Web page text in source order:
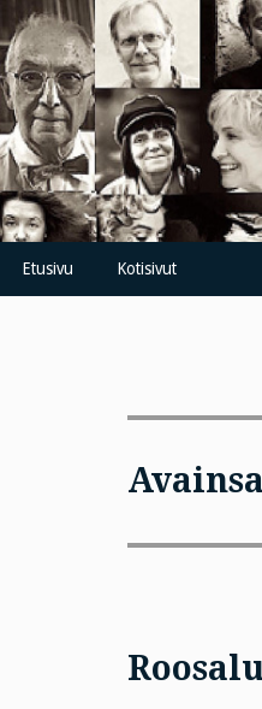
Skip
to
content
Etusivu Kotisivut